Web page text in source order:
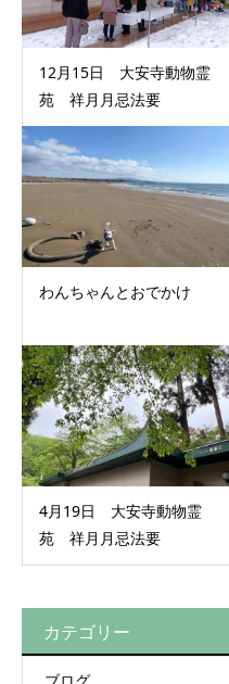
12月15日 大安寺動物霊
苑 祥月月忌法要
わんちゃんとおでかけ
4月19日 大安寺動物霊
苑 祥月月忌法要
カテゴリー
ブログ